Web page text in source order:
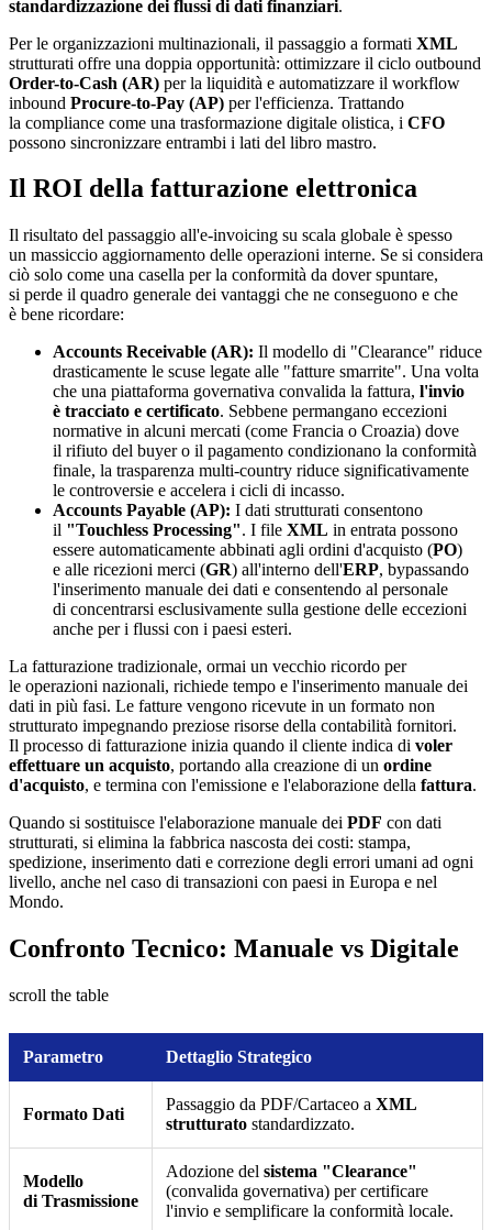
standardizzazione dei flussi di dati finanziari.
Per le organizzazioni multinazionali, il passaggio a formati XML
strutturati offre una doppia opportunità: ottimizzare il ciclo outbound
Order-to-Cash (AR) per la liquidità e automatizzare il workflow
inbound Procure-to-Pay (AP) per l'efficienza. Trattando
la compliance come una trasformazione digitale olistica, i CFO
possono sincronizzare entrambi i lati del libro mastro.
Il ROI della fatturazione elettronica
Il risultato del passaggio all'e-invoicing su scala globale è spesso
un massiccio aggiornamento delle operazioni interne. Se si considera
ciò solo come una casella per la conformità da dover spuntare,
si perde il quadro generale dei vantaggi che ne conseguono e che
è bene ricordare:
Accounts Receivable (AR): Il modello di "Clearance" riduce
drasticamente le scuse legate alle "fatture smarrite". Una volta
che una piattaforma governativa convalida la fattura, l'invio
è tracciato e certificato. Sebbene permangano eccezioni
normative in alcuni mercati (come Francia o Croazia) dove
il rifiuto del buyer o il pagamento condizionano la conformità
finale, la trasparenza multi-country riduce significativamente
le controversie e accelera i cicli di incasso.
Accounts Payable (AP): I dati strutturati consentono
il "Touchless Processing". I file XML in entrata possono
essere automaticamente abbinati agli ordini d'acquisto (PO)
e alle ricezioni merci (GR) all'interno dell'ERP, bypassando
l'inserimento manuale dei dati e consentendo al personale
di concentrarsi esclusivamente sulla gestione delle eccezioni
anche per i flussi con i paesi esteri.
La fatturazione tradizionale, ormai un vecchio ricordo per
le operazioni nazionali, richiede tempo e l'inserimento manuale dei
dati in più fasi. Le fatture vengono ricevute in un formato non
strutturato impegnando preziose risorse della contabilità fornitori.
Il processo di fatturazione inizia quando il cliente indica di voler
effettuare un acquisto, portando alla creazione di un ordine
d'acquisto, e termina con l'emissione e l'elaborazione della fattura.
Quando si sostituisce l'elaborazione manuale dei PDF con dati
strutturati, si elimina la fabbrica nascosta dei costi: stampa,
spedizione, inserimento dati e correzione degli errori umani ad ogni
livello, anche nel caso di transazioni con paesi in Europa e nel
Mondo.
Confronto Tecnico: Manuale vs Digitale
scroll the table
Parametro Dettaglio Strategico
Formato Dati
Passaggio da PDF/Cartaceo a XML
strutturato standardizzato.
Modello
di Trasmissione
Adozione del sistema "Clearance"
(convalida governativa) per certificare
l'invio e semplificare la conformità locale.